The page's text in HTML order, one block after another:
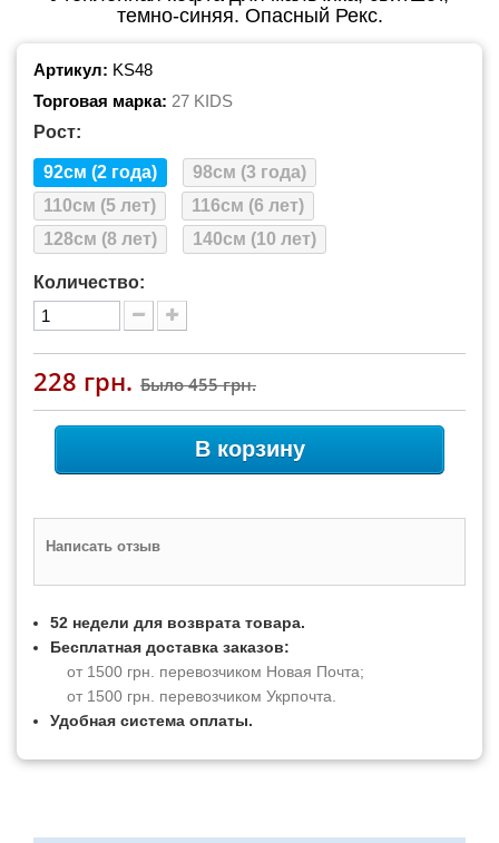
темно-синяя. Опасный Рекс.
Артикул: KS48
Торговая марка: 27 KIDS
Рост:
92см (2 года)
98см (3 года)
110см (5 лет)
116см (6 лет)
128см (8 лет)
140см (10 лет)
Количество:
228 грн. Было455 грн.
В корзину
Написать отзыв
52 недели для возврата товара.
Бесплатная доставка заказов:
от 1500 грн. перевозчиком Новая Почта;
от 1500 грн. перевозчиком Укрпочта.
Удобная система оплаты.